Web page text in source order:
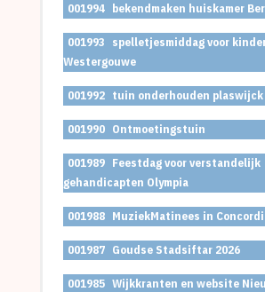
001994 bekendmaken huiskamer
001993 spelletjesmiddag voor
Westergouwe
001992 tuin onderhouden plaswijck
001990 Ontmoetingstuin
001989 Feestdag voor verstandelijk
gehandicapten Olympia
001988 MuziekMatinees in
001987 Goudse Stadsiftar 2026
001985 Wijkkranten en website